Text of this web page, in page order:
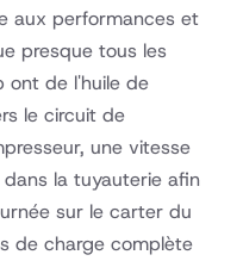
aux performances et
presque tous les
ont de l'huile de
le circuit de
une vitesse
la tuyauterie afin
sur le carter du
de charge complète